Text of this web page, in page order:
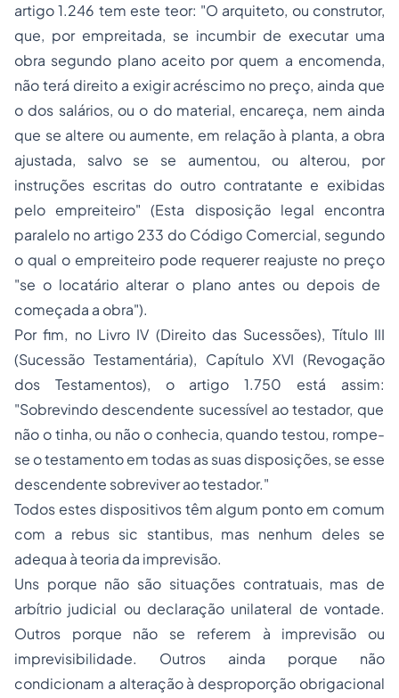
artigo 1.246 tem este teor: "O arquiteto, ou construtor,
que, por empreitada, se incumbir de executar uma
obra segundo plano aceito por quem a encomenda,
não terá direito a exigir acréscimo no preço, ainda que
o dos salários, ou o do material, encareça, nem ainda
que se altere ou aumente, em relação à planta, a obra
ajustada, salvo se se aumentou, ou alterou, por
instruções escritas do outro contratante e exibidas
pelo empreiteiro" (Esta disposição legal encontra
paralelo no artigo 233 do Código Comercial, segundo
o qual o empreiteiro pode requerer reajuste no preço
"se o locatário alterar o plano antes ou depois de
começada a obra").
Por fim, no Livro IV (Direito das Sucessões), Título III
(Sucessão Testamentária), Capítulo XVI (Revogação
dos Testamentos), o artigo 1.750 está assim:
"Sobrevindo descendente sucessível ao testador, que
não o tinha, ou não o conhecia, quando testou, rompe-
se o testamento em todas as suas disposições, se esse
descendente sobreviver ao testador."
Todos estes dispositivos têm algum ponto em comum
com a rebus sic stantibus, mas nenhum deles se
adequa à teoria da imprevisão.
Uns porque não são situações contratuais, mas de
arbítrio judicial ou declaração unilateral de vontade.
Outros porque não se referem à imprevisão ou
imprevisibilidade. Outros ainda porque não
condicionam a alteração à desproporção obrigacional